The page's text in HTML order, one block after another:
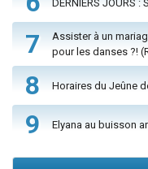
DERNIERS JOURS
7
Assister à un
pour les danses ?!
8 Horaires du Jeûne
9 Elyana au buisson